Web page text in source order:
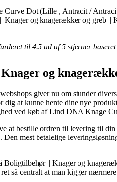
Curve Dot (Lille , Antracit /
Knager og knagerækker og greb ||
til 4.5 ud af 5 stjerner
og
giver nu om stunder
dig at kunne hente dine nye
ved køb af Lind DNA Knage
at bestille ordren til levering til
mest betalelige
Boligtilbehør || Knager og
så centralt at man kigger